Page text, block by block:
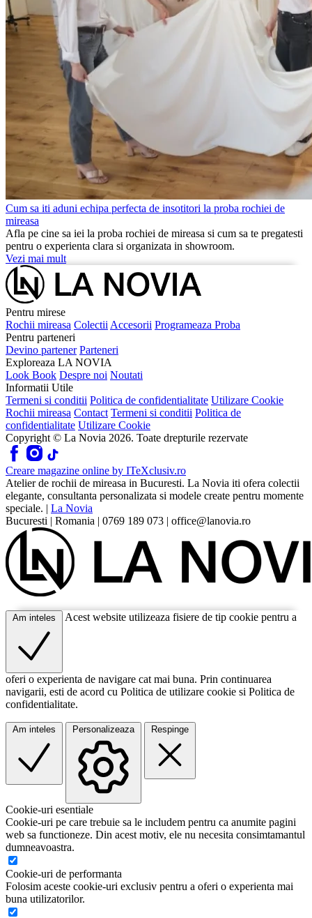
Cum sa iti aduni echipa perfecta de insotitori la proba rochiei de
mireasa
Afla pe cine sa iei la proba rochiei de mireasa si cum sa te pregatesti
pentru o experienta clara si organizata in showroom.
Vezi mai mult
Pentru mirese
Rochii mireasa Colectii Accesorii Programeaza Proba
Pentru parteneri
Devino partener Parteneri
Exploreaza LA NOVIA
Look Book Despre noi Noutati
Informatii Utile
Termeni si conditii Politica de confidentialitate Utilizare Cookie
Rochii mireasa Contact Termeni si conditii Politica de
confidentialitate Utilizare Cookie
Copyright © La Novia 2026. Toate drepturile rezervate
Creare magazine online by ITeXclusiv.ro
Atelier de rochii de mireasa in Bucuresti. La Novia iti ofera colectii
elegante, consultanta personalizata si modele create pentru momente
speciale. | La Novia
Bucuresti | Romania | 0769 189 073 | office@lanovia.ro
Acest website utilizeaza fisiere de tip cookie pentru a
oferi o experienta de navigare cat mai buna. Prin continuarea
navigarii, esti de acord cu Politica de utilizare cookie si Politica de
confidentialitate.
Cookie-uri esentiale
Cookie-uri pe care trebuie sa le includem pentru ca anumite pagini
web sa functioneze. Din acest motiv, ele nu necesita consimtamantul
dumneavoastra.
Cookie-uri de performanta
Folosim aceste cookie-uri exclusiv pentru a oferi o experienta mai
buna utilizatorilor.